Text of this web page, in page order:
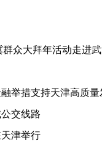
群众大拜年活动走进
举措支持天津高质量
交线路
津举行